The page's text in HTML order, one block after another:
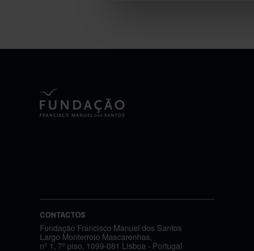
CONTACTOS
Fundação Francisco Manuel dos Santos
Largo Monterroio Mascarenhas,
nº 1, 7º piso, 1099-081 Lisboa - Portugal